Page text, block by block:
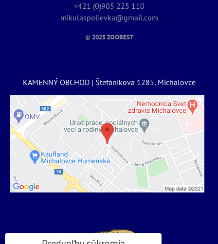
+421 (0)905 225 110
mikulaspolievka@gmail.com
© 2025ZOOBEST
KAMENNÝ OBCHOD | Štefánikova 1285, Michalovce